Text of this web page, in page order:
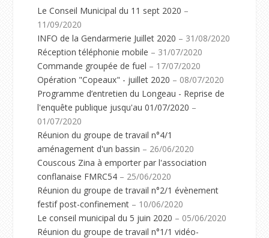
Le Conseil Municipal du 11 sept 2020 –
11/09/2020
INFO de la Gendarmerie Juillet 2020 – 31/08/2020
Réception téléphonie mobile – 31/07/2020
Commande groupée de fuel – 17/07/2020
Opération "Copeaux" - juillet 2020 – 08/07/2020
Programme d’entretien du Longeau - Reprise de
l'enquête publique jusqu'au 01/07/2020 –
01/07/2020
Réunion du groupe de travail n°4/1
aménagement d'un bassin – 26/06/2020
Couscous Zina à emporter par l'association
conflanaise FMRC54 – 25/06/2020
Réunion du groupe de travail n°2/1 évènement
festif post-confinement – 10/06/2020
Le conseil municipal du 5 juin 2020 – 05/06/2020
Réunion du groupe de travail n°1/1 vidéo-